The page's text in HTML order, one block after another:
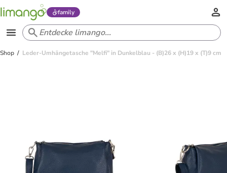
family
Shop Leder-Umhängetasche "Melfi" in Dunkelblau - (B)26 x (H)19 x (T)9 cm